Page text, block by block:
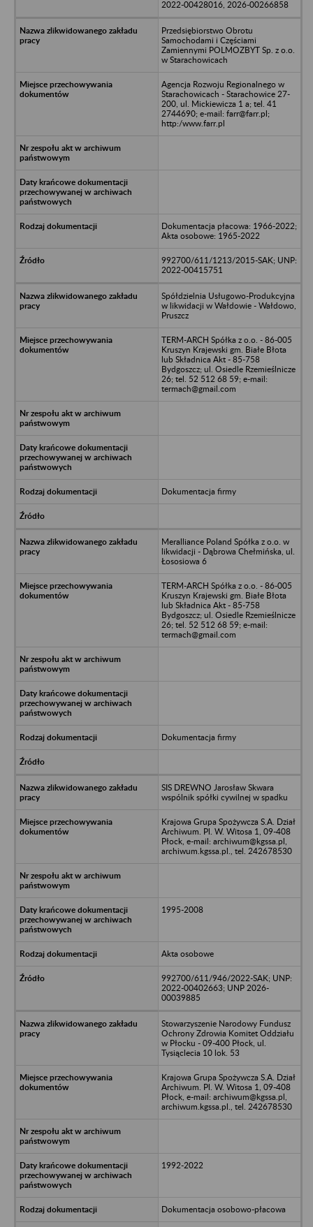
2022-00428016, 2026-00266858
Przedsiębiorstwo Obrotu
Samochodami i Częściami
Zamiennymi POLMOZBYT Sp. z o.o.
w Starachowicach
Agencja Rozwoju Regionalnego w
Starachowicach - Starachowice 27-
200, ul. Mickiewicza 1 a; tel. 41
2744690; e-mail: farr@farr.pl;
http:/www.farr.pl
Dokumentacja płacowa: 1966-2022;
Akta osobowe: 1965-2022
992700/611/1213/2015-SAK; UNP:
2022-00415751
Spółdzielnia Usługowo-Produkcyjna
w likwidacji w Wałdowie - Wałdowo,
Pruszcz
TERM-ARCH Spółka z o.o. - 86-005
Kruszyn Krajewski gm. Białe Błota
lub Składnica Akt - 85-758
Bydgoszcz; ul. Osiedle Rzemieślnicze
26; tel. 52 512 68 59; e-mail:
termach@gmail.com
Dokumentacja firmy
Meralliance Poland Spółka z o.o. w
likwidacji - Dąbrowa Chełmińska, ul.
Łososiowa 6
TERM-ARCH Spółka z o.o. - 86-005
Kruszyn Krajewski gm. Białe Błota
lub Składnica Akt - 85-758
Bydgoszcz; ul. Osiedle Rzemieślnicze
26; tel. 52 512 68 59; e-mail:
termach@gmail.com
Dokumentacja firmy
SIS DREWNO Jarosław Skwara
wspólnik spółki cywilnej w spadku
Krajowa Grupa Spożywcza S.A. Dział
Archiwum. Pl. W. Witosa 1, 09-408
Płock, e-mail: archiwum@kgssa.pl,
archiwum.kgssa.pl., tel. 242678530
1995-2008
Akta osobowe
992700/611/946/2022-SAK; UNP:
2022-00402663; UNP 2026-
00039885
Stowarzyszenie Narodowy Fundusz
Ochrony Zdrowia Komitet Oddziału
w Płocku - 09-400 Płock, ul.
Tysiąclecia 10 lok. 53
Krajowa Grupa Spożywcza S.A. Dział
Archiwum. Pl. W. Witosa 1, 09-408
Płock, e-mail: archiwum@kgssa.pl,
archiwum.kgssa.pl., tel. 242678530
1992-2022
Dokumentacja osobowo-płacowa